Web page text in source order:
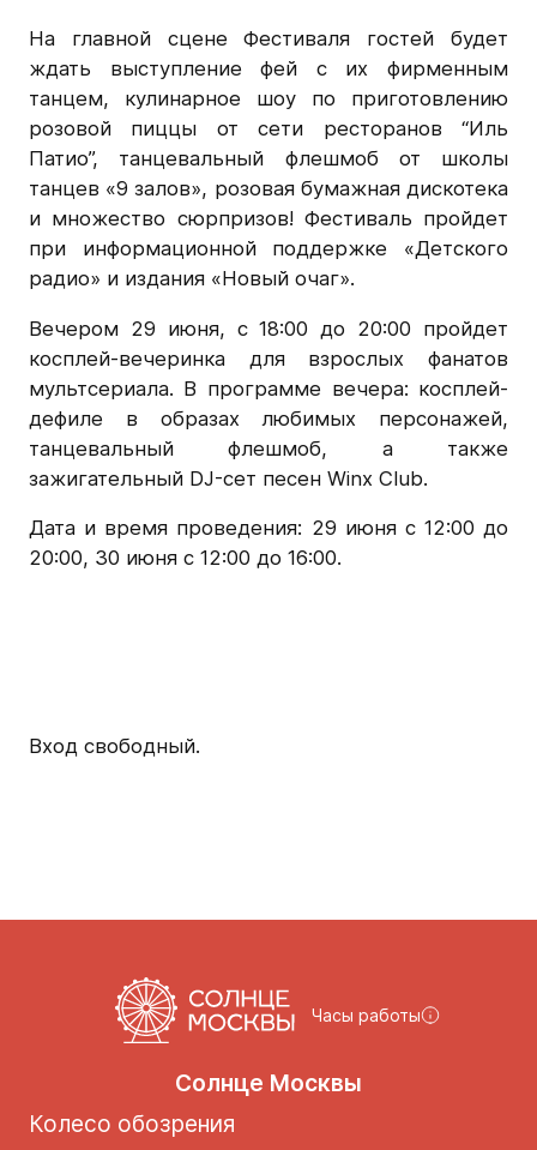
На главной сцене Фестиваля гостей будет
ждать выступление фей с их фирменным
танцем, кулинарное шоу по приготовлению
розовой пиццы от сети ресторанов “Иль
Патио”, танцевальный флешмоб от школы
танцев «9 залов», розовая бумажная дискотека
и множество сюрпризов! Фестиваль пройдет
при информационной поддержке «Детского
радио» и издания «Новый очаг».
Вечером 29 июня, с 18:00 до 20:00 пройдет
косплей-вечеринка для взрослых фанатов
мультсериала. В программе вечера: косплей-
дефиле в образах любимых персонажей,
танцевальный флешмоб, а также
зажигательный DJ-сет песен Winx Club.
Дата и время проведения: 29 июня с 12:00 до
20:00, 30 июня с 12:00 до 16:00.
Вход свободный.
Часы работы
Солнце Москвы
Колесо обозрения